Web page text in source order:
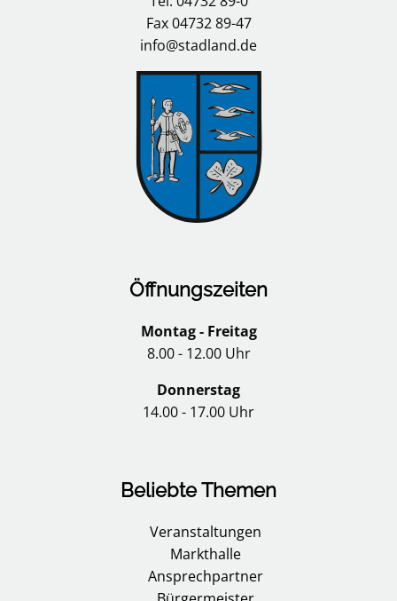
Fax 04732 89-47
info@stadland.de
Öffnungszeiten
Montag - Freitag
8.00 - 12.00 Uhr
Donnerstag
14.00 - 17.00 Uhr
Beliebte Themen
Veranstaltungen
Markthalle
Ansprechpartner